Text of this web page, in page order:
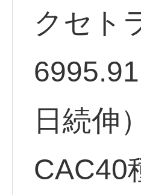
クセト
日続伸）